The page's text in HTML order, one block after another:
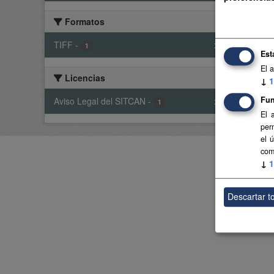
Formatos
TIFF - 1 x
Licencias
Aviso Legal del SITCAN - 1 x
El
↓ 1
El
el
↓ 1
Descartar